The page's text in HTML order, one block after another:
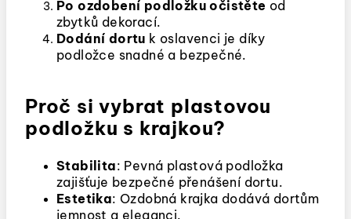
Po ozdobení podložku očistěte od
zbytků dekorací.
Dodání dortu k oslavenci je díky
podložce snadné a bezpečné.
Proč si vybrat plastovou
podložku s krajkou?
Stabilita: Pevná plastová podložka
zajišťuje bezpečné přenášení dortu.
Estetika: Ozdobná krajka dodává dortům
jemnost a eleganci.